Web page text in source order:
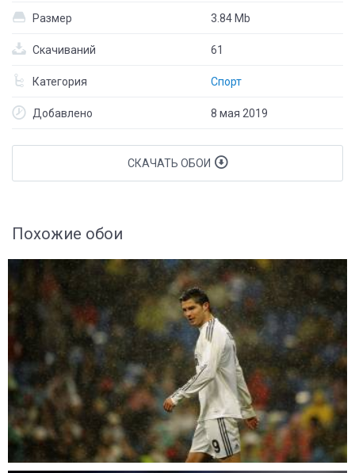
Размер 3.84 Mb
Скачиваний 61
Категория Спорт
Добавлено 8 мая 2019
СКАЧАТЬ ОБОИ
Похожие обои